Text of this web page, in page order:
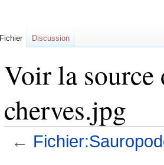
Voir la source
cherves.jpg
←
Fichier Discussion